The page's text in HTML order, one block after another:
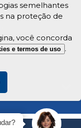
semelhantes
na proteção de
você concorda
e termos de uso .